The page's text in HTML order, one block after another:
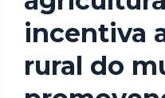
incentiva
rural do